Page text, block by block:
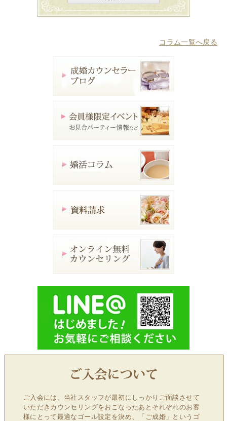
コラム一覧へ戻る
ご入会には、当社スタッフが最初にしっかりご面談させて
いただきカウンセリングをおこなったあとそれぞれのお客
様にとって最適なゴール設定を決め、「ご成婚」というゴ